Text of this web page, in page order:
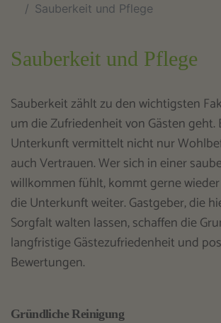
Sauberkeit und Pflege
Sauberkeit und Pflege
Sauberkeit zählt zu den wichtigsten
um die Zufriedenheit von Gästen geht.
Unterkunft vermittelt nicht nur
auch Vertrauen. Wer sich in einer
willkommen fühlt, kommt gerne
die Unterkunft weiter. Gastgeber, die
Sorgfalt walten lassen, schaffen die
langfristige Gästezufriedenheit und
Bewertungen.
Gründliche Reinigung